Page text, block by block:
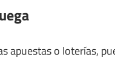
apuestas o loterías,